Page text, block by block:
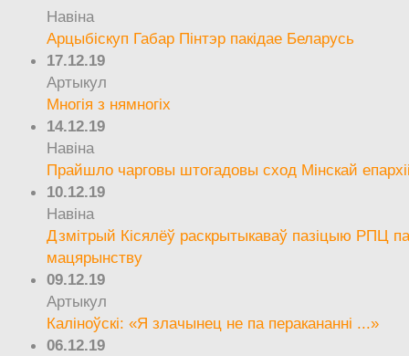
Навіна
Арцыбіскуп Габар Пінтэр пакідае Беларусь
17.12.19
Артыкул
Многія з нямногіх
14.12.19
Навіна
Прайшло чарговы штогадовы сход Мінскай
10.12.19
Навіна
Дзмітрый Кісялёў раскрытыкаваў пазіцыю РПЦ
мацярынству
09.12.19
Артыкул
Каліноўскі: «Я злачынец не па перакананні ...»
06.12.19